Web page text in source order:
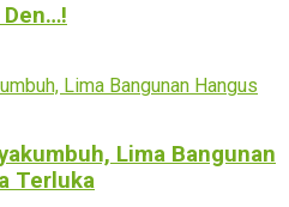
Lima Bangunan
Terluka